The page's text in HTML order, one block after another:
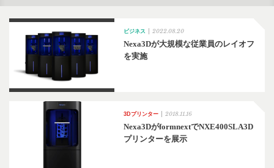
ビジネス 2022.08.20
Nexa3Dが大規模な従業員のレイオフ
を実施
3Dプリンター 2018.11.16
Nexa3DがformnextでNXE400SLA3D
プリンターを展示